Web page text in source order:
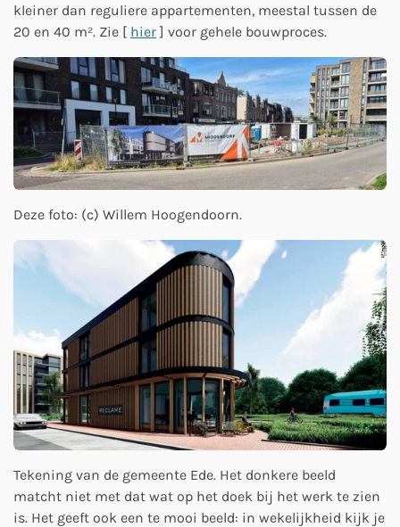
kleiner dan reguliere appartementen, meestal tussen de
20 en 40 m². Zie [ hier] voor gehele bouwproces.
Deze foto: (c) Willem Hoogendoorn.
Tekening van de gemeente Ede. Het donkere beeld
matcht niet met dat wat op het doek bij het werk te zien
is. Het geeft ook een te mooi beeld: in wekelijkheid kijk je